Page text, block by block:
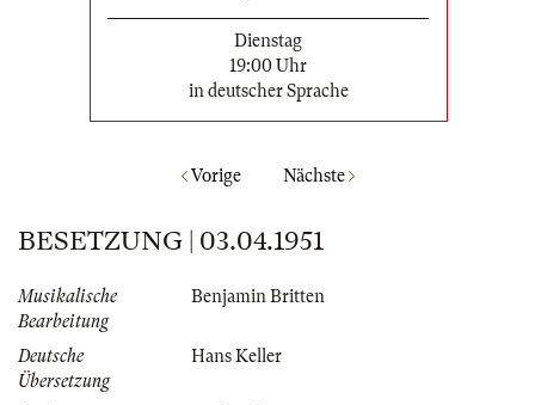
Dienstag
19:00 Uhr
in deutscher Sprache
Vorige Nächste
BESETZUNG | 03.04.1951
Musikalische
Bearbeitung
Benjamin Britten
Deutsche
Übersetzung
Hans Keller